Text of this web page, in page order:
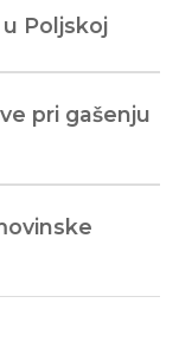
Poljskoj
pri gašenju